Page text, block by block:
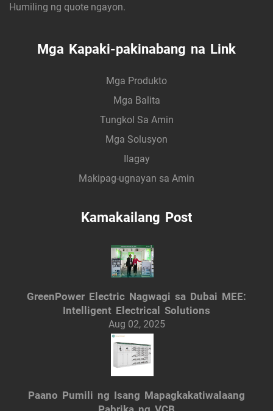
Humiling ng quote ngayon.
Mga Kapaki-pakinabang na Link
Mga Produkto
Mga Balita
Tungkol Sa Amin
Mga Solusyon
Ilagay
Makipag-ugnayan sa Amin
Kamakailang Post
GreenPower Electric Nagwagi sa Dubai MEE:
Intelligent Electrical Solutions
Aug 02, 2025
Paano Pumili ng Isang Mapagkakatiwalaang